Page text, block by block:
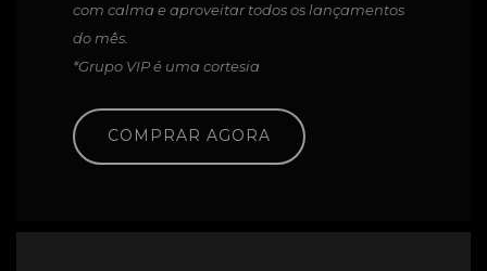
com calma e aproveitar todos os lançamentos
do mês.
*Grupo VIP é uma cortesia
COMPRAR AGORA